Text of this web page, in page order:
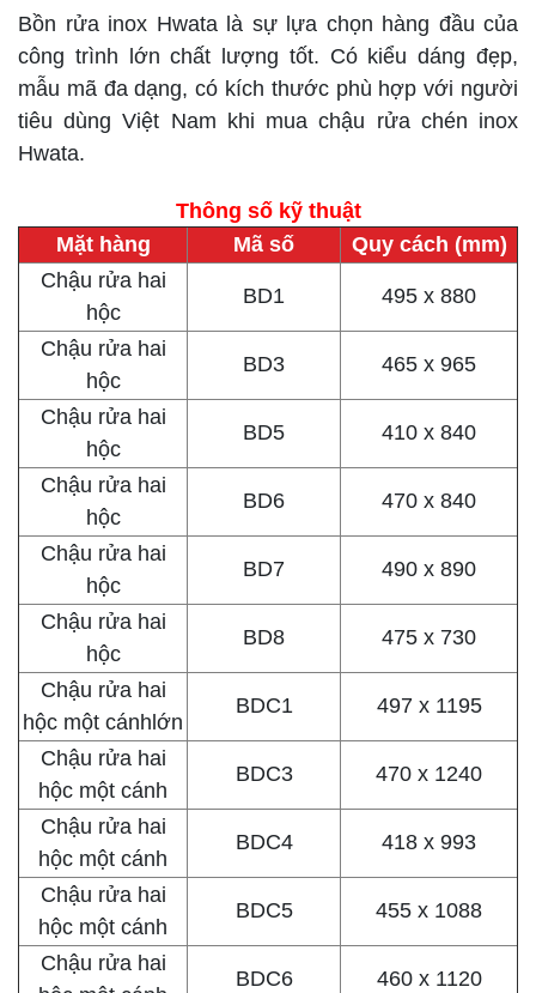
Bồn rửa inox Hwata là sự lựa chọn hàng đầu của
công trình lớn chất lượng tốt. Có kiểu dáng đẹp,
mẫu mã đa dạng, có kích thước phù hợp với người
tiêu dùng Việt Nam khi mua chậu rửa chén inox
Hwata.
Thông số kỹ thuật
Mặt hàng
Mã số
Quy cách (mm)
Chậu rửa hai
hộc
BD1 495 x 880
Chậu rửa hai
hộc
BD3 465 x 965
Chậu rửa hai
hộc
BD5 410 x 840
Chậu rửa hai
hộc
BD6 470 x 840
Chậu rửa hai
hộc
BD7 490 x 890
Chậu rửa hai
hộc
BD8 475 x 730
Chậu rửa hai
hộc một cánhlớn
BDC1 497 x 1195
Chậu rửa hai
hộc một cánh
BDC3 470 x 1240
Chậu rửa hai
hộc một cánh
BDC4 418 x 993
Chậu rửa hai
hộc một cánh
BDC5 455 x 1088
Chậu rửa hai
BDC6 460 x 1120